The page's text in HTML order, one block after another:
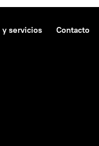
y servicios Contacto